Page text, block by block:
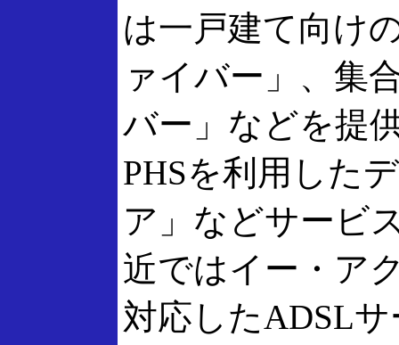
は一戸建て向け
ァイバー」、集
バー」などを提
PHSを利用した
ア」などサービ
近ではイー・ア
対応したADSL